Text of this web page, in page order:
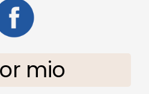
mio